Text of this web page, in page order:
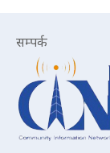
सम्पर्क